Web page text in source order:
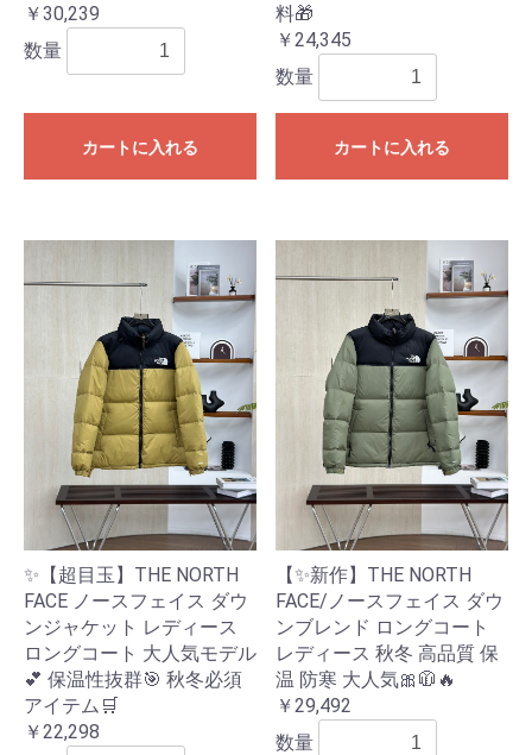
￥30,239
数量
カートに入れる
料🎁
￥24,345
数量
カートに入れる
✨【超目玉】THE NORTH
FACE ノースフェイス ダウ
ンジャケット レディース
ロングコート 大人気モデル
💕 保温性抜群🎯 秋冬必須
アイテム🛒
￥22,298
【✨新作】THE NORTH
FACE/ノースフェイス ダウ
ンブレンド ロングコート
レディース 秋冬 高品質 保
温 防寒 大人気🎀🧥🔥
￥29,492
数量